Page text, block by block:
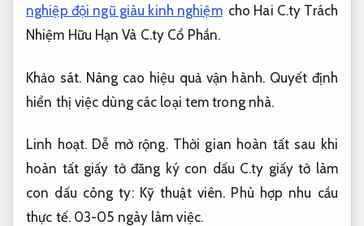
nghiệp đội ngũ giàu kinh nghiệm cho Hai C.ty Trách
Nhiệm Hữu Hạn Và C.ty Cổ Phần.
Khảo sát. Nâng cao hiệu quả vận hành.Quyết định
hiển thị việc dùng các loại tem trong nhà.
Linh hoạt. Dễ mở rộng.Thời gian hoàn tất sau khi
hoàn tất giấy tờ đăng ký con dấu C.ty giấy tờ làm
con dấu công ty: Kỹ thuật viên. Phù hợp nhu cầu
thực tế.03-05 ngày làm việc.